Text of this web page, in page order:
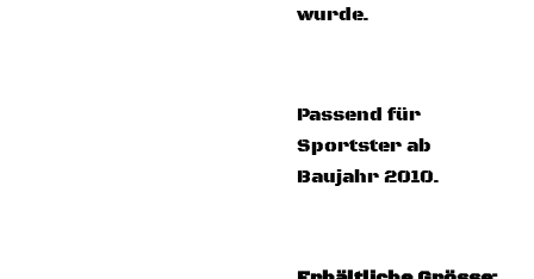
wurde.
Passend für
Sportster ab
Baujahr 2010.